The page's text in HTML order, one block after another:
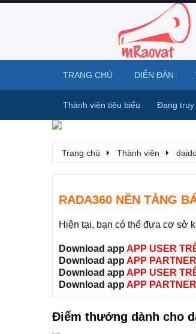
Trang chủ Thành viên
RADA360 NỀN TẢNG
Hiện tại, bạn có thể đưa cơ sở
Download app APP USER
Download app APP
Download app APP USER
Download app APP
Điểm thưởng dành cho
TRANG CHỦ DIỄN ĐÀN
Thành viên tiêu biểu Đang truy